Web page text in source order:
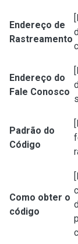
Endereço de
Rastreamento
Endereço do
Fale Conosco
Padrão do
Código
Como obter o
código